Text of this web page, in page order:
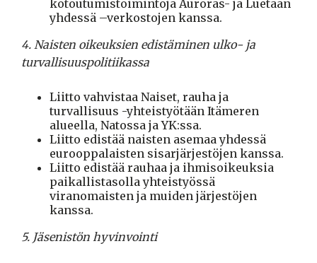
kotoutumistoimintoja Auroras- ja Luetaan
yhdessä –verkostojen kanssa.
4. Naisten oikeuksien edistäminen ulko- ja
turvallisuuspolitiikassa
Liitto vahvistaa Naiset, rauha ja
turvallisuus -yhteistyötään Itämeren
alueella, Natossa ja YK:ssa.
Liitto edistää naisten asemaa yhdessä
eurooppalaisten sisarjärjestöjen kanssa.
Liitto edistää rauhaa ja ihmisoikeuksia
paikallistasolla yhteistyössä
viranomaisten ja muiden järjestöjen
kanssa.
5. Jäsenistön hyvinvointi